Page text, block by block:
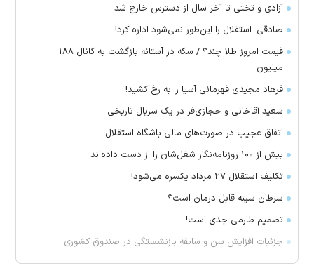
آزادی و تختی تا آخر سال از دسترس خارج شد
صادقی: استقلال را این‌طور نمی‌شود اداره کرد!
قیمت امروز طلا چند؟ / سکه در آستانه بازگشت به کانال ۱۸۸
میلیون
فرهاد مجیدی قهرمانی آسیا را به رخ کشید!
سعید آقاخانی و حجازی‌فر در یک سریال تاریخی
اتفاق عجیب در صورت‌های مالی باشگاه استقلال
بیش از ۱۰۰ روزنامه‌نگار شغل‌شان را از دست داده‌اند
تکلیف استقلال ۲۷ مرداد یکسره می‌شود!
سرطان سینه قابل درمان است؟
تصمیم طارمی جدی است!
جزئیات افزایش سن و سابقه بازنشستگی در صندوق کشوری